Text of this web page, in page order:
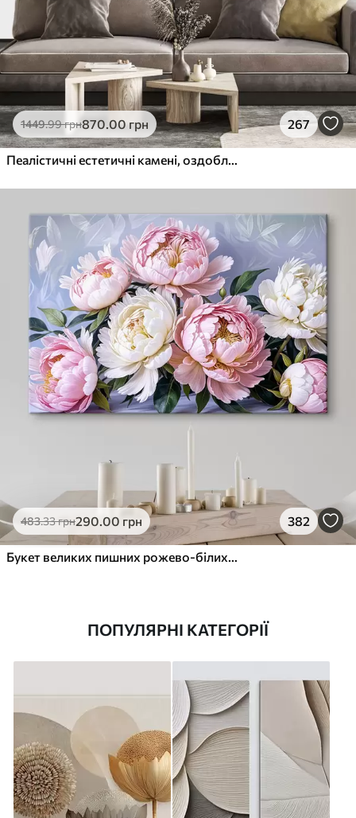
1449.99грн870.00 грн 267
Пеалістичні естетичні камені, оздоблення будинку, природне освітлення
483.33грн290.00 грн 382
Букет великих пишних рожево-білих квітів півонії із зеленим листям на м’якому розмитому фоні
ПОПУЛЯРНІ КАТЕГОРІЇ